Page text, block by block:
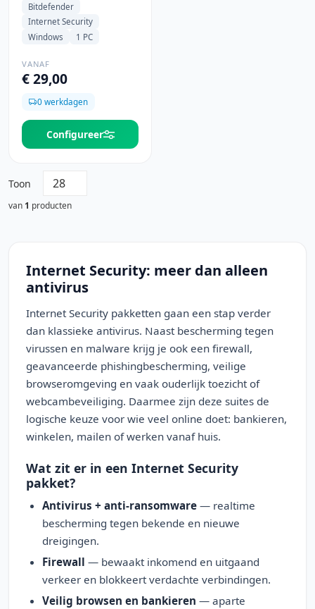
Bitdefender
Internet Security
Windows
1 PC
VANAF
€ 29,00
0 werkdagen
Configureer
Toon
van 1 producten
Internet Security: meer dan alleen
antivirus
Internet Security pakketten gaan een stap verder
dan klassieke antivirus. Naast bescherming tegen
virussen en malware krijg je ook een firewall,
geavanceerde phishingbescherming, veilige
browseromgeving en vaak ouderlijk toezicht of
webcambeveiliging. Daarmee zijn deze suites de
logische keuze voor wie veel online doet: bankieren,
winkelen, mailen of werken vanaf huis.
Wat zit er in een Internet Security
pakket?
Antivirus + anti-ransomware— realtime
bescherming tegen bekende en nieuwe
dreigingen.
Firewall — bewaakt inkomend en uitgaand
verkeer en blokkeert verdachte verbindingen.
Veilig browsen en bankieren — aparte